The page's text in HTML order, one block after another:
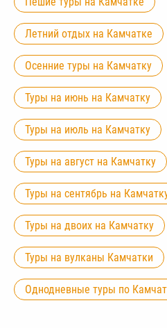
Летний отдых на Камчатке
Осенние туры на Камчатку
Туры на июнь на Камчатку
Туры на июль на Камчатку
Туры на август на Камчатку
Туры на сентябрь на
Туры на двоих на Камчатку
Туры на вулканы Камчатки
Однодневные туры по